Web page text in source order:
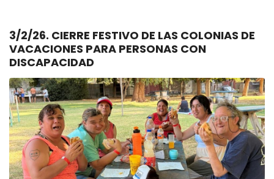
3/2/26. CIERRE FESTIVO DE LAS COLONIAS DE
VACACIONES PARA PERSONAS CON
DISCAPACIDAD